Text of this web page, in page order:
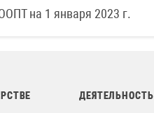
на 1 января 2023 г.
ДЕЯТЕЛЬНОСТЬ